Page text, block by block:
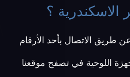
؟
طريق الاتصال بأحد الأرقام
اللوحية في تصفح موقعنا